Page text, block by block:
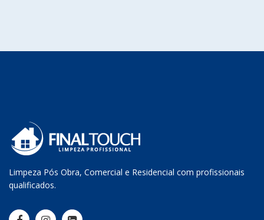
Limpeza Pós Obra, Comercial e Residencial com profissionais
qualificados.